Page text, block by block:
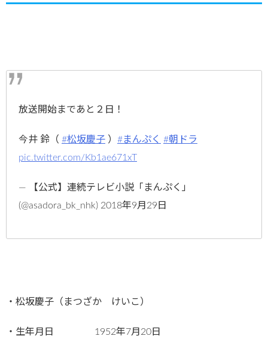
放送開始まであと２日！
今井 鈴（ #松坂慶子 ） #まんぷく #朝ドラ
pic.twitter.com/Kb1ae671xT
— 【公式】連続テレビ小説「まんぷく」
(@asadora_bk_nhk) 2018年9月29日
・松坂慶子（まつざか けいこ）
・生年月日 1952年7月20日